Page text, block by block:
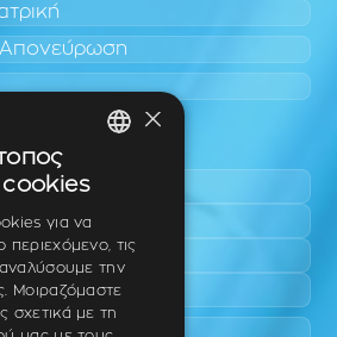
×
cookies
για να
περιεχόμενο, τις
αναλύσουμε την
Μοιραζόμαστε
σχετικά με τη